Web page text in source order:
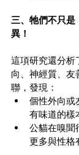
三、牠們不只是
異！
這項研究還分析
向、神經質、友
聯，發現：
個性外向或
有味道的樣
公貓在嗅聞
更多與性格